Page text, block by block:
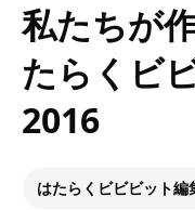
私たちが
たらくビ
2016
はたらくビビビット編